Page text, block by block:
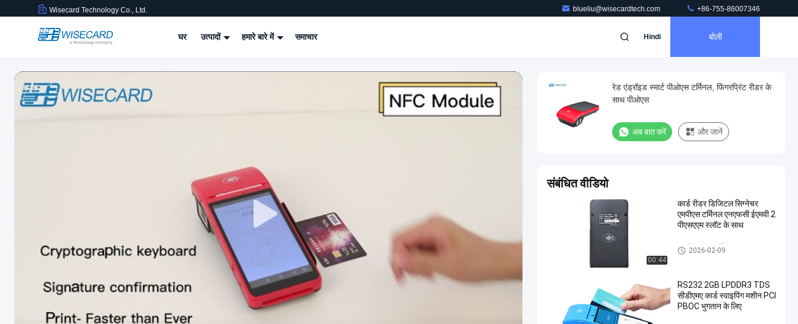
Wisecard Technology Co., Ltd. blueliu@wisecardtech.com +86-755-86007346
घर उत्पादों हमारे बारे में समाचार Hindi बोली
रेड एंड्रॉइड स्मार्ट पीओएस टर्मिनल, फिंगरप्रिंट रीडर के
साथ पीओएस
अब बात करें और जानें
संबंधित वीडियो
00:44
कार्ड रीडर डिजिटल सिग्नेचर
एमपीएस टर्मिनल एनएफसी ईएमवी 2
पीएसएएम स्लॉट के साथ
स्मार्ट पीओएस टर्मिनल
2026-02-09
RS232 2GB LPDDR3 TDS
सीडीएमए कार्ड स्वाइपिंग मशीन PCI
PBOC भुगतान के लिए